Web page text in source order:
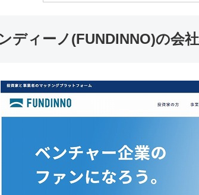
ディーノ(FUNDINNO)の会